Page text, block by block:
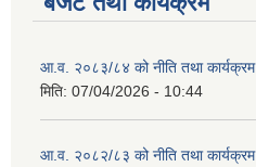
आ.व. २०८३/८४ को नीति तथा कार्यक्रम
मिति: 07/04/2026 - 10:44
आ.व. २०८२/८३ को नीति तथा कार्यक्रम